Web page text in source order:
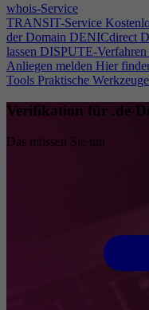
whois-Service
TRANSIT-Service
der Domain DENICdirect
lassen DISPUTE-Verfahren
Anliegen melden Hier
Tools Praktische
Verifikation für .de-
Das müssen Sie tun